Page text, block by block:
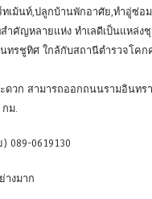
เม้นท์,ปลูกบ้านพักอาศัย,ทำอู่ซ่อ
ำคัญหลายแห่ง ทำเลดีเป็นแหล่
รชูทิศ ใกล้กับสถานีตำรวจโคก
ะดวก สามารถออกถนนรามอินท
ม.
089-0619130
างมาก